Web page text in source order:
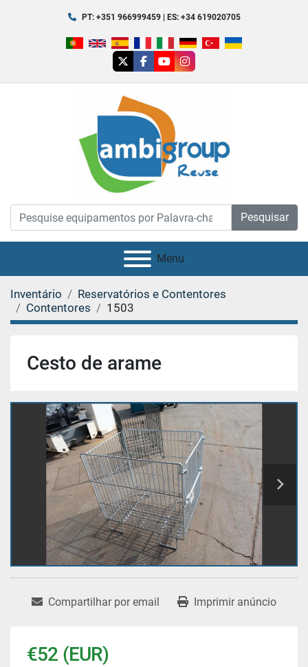
PT: +351 966999459 | ES: +34 619020705
twitterfacebook
youtubeinstagram
Pesquisar
Menu
Inventário
Reservatórios e Contentores
Contentores
1503
Cesto de arame
Compartilhar por email Imprimir anúncio
€52 (EUR)